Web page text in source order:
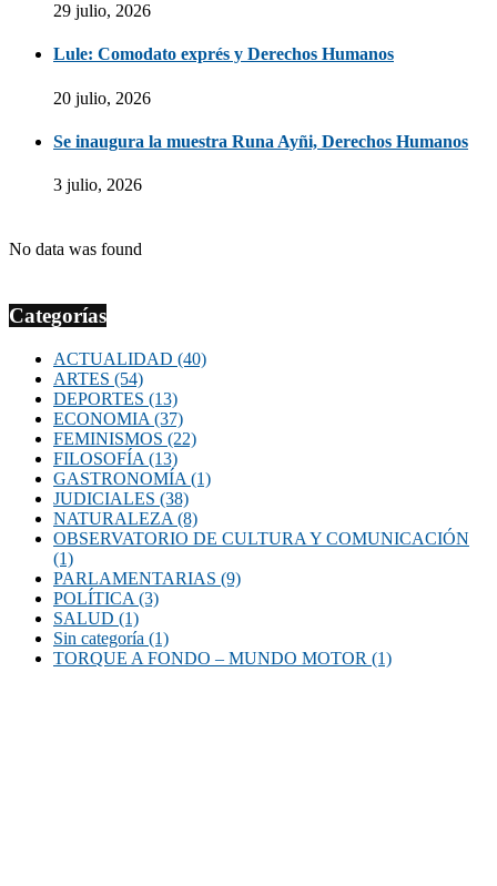
29 julio, 2026
Lule: Comodato exprés y Derechos Humanos
20 julio, 2026
Se inaugura la muestra Runa Ayñi, Derechos Humanos
3 julio, 2026
No data was found
Categorías
ACTUALIDAD (40)
ARTES (54)
DEPORTES (13)
ECONOMIA (37)
FEMINISMOS (22)
FILOSOFÍA (13)
GASTRONOMÍA (1)
JUDICIALES (38)
NATURALEZA (8)
OBSERVATORIO DE CULTURA Y COMUNICACIÓN
(1)
PARLAMENTARIAS (9)
POLÍTICA (3)
SALUD (1)
Sin categoría (1)
TORQUE A FONDO – MUNDO MOTOR (1)